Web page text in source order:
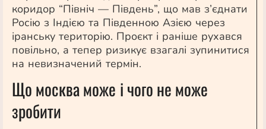
коридор “Північ — Південь”, що мав з’єднати
Росію з Індією та Південною Азією через
іранську територію. Проєкт і раніше рухався
повільно, а тепер ризикує взагалі зупинитися
на невизначений термін.
Що москва може і чого не може
зробити